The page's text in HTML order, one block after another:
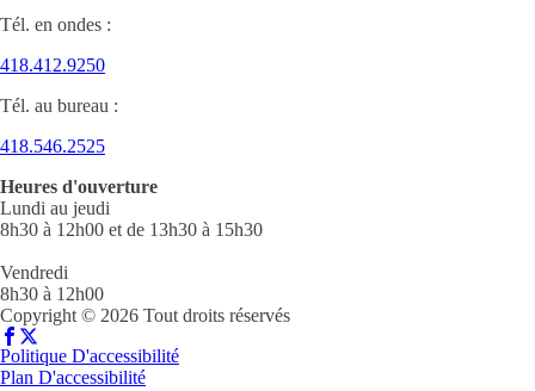
Tél. en ondes :
418.412.9250
Tél. au bureau :
418.546.2525
Heures d'ouverture
Lundi au jeudi
8h30 à 12h00 et de 13h30 à 15h30
Vendredi
8h30 à 12h00
Copyright © 2026 Tout droits réservés
Politique D'accessibilité
Plan D'accessibilité